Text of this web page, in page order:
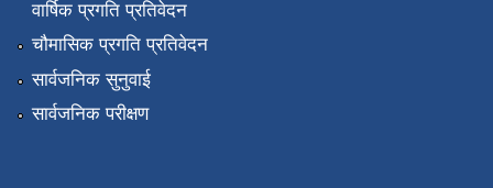
वार्षिक प्रगति प्रतिवेदन
चौमासिक प्रगति प्रतिवेदन
सार्वजनिक सुनुवाई
सार्वजनिक परीक्षण